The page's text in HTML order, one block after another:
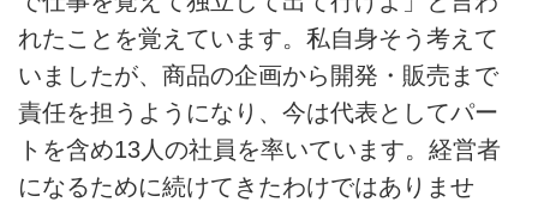
れたことを覚えています。私自身そう考えて
いましたが、商品の企画から開発・販売まで
責任を担うようになり、今は代表としてパー
トを含め13人の社員を率いています。経営者
になるために続けてきたわけではありませ